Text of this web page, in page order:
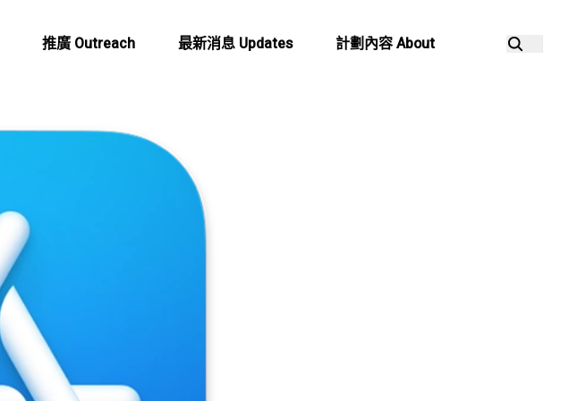
推廣 Outreach 最新消息 Updates 計劃內容 About